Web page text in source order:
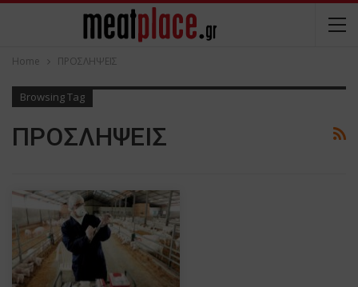
Home ΠΡΟΣΛΗΨΕΙΣ
Browsing Tag
ΠΡΟΣΛΗΨΕΙΣ